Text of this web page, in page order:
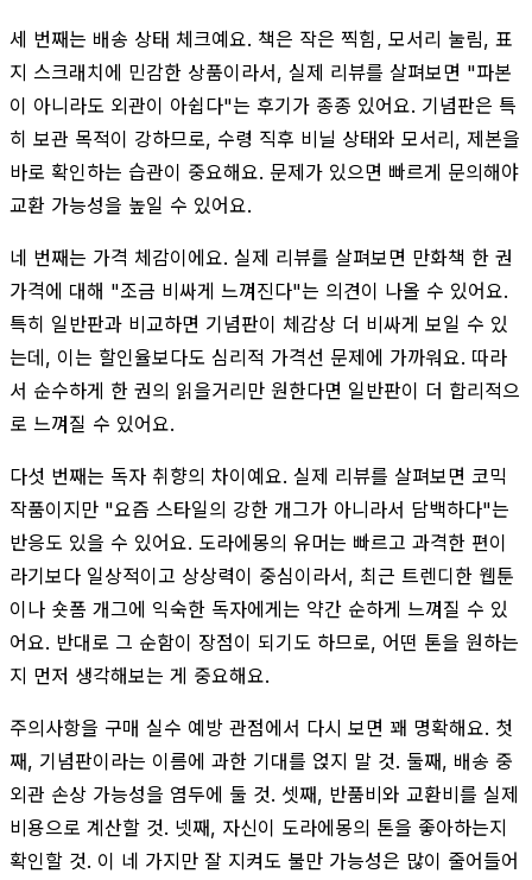
세 번째는 배송 상태 체크예요. 책은 작은 찍힘, 모서리 눌림, 표
지 스크래치에 민감한 상품이라서, 실제 리뷰를 살펴보면 "파본
이 아니라도 외관이 아쉽다"는 후기가 종종 있어요. 기념판은 특
히 보관 목적이 강하므로, 수령 직후 비닐 상태와 모서리, 제본을
바로 확인하는 습관이 중요해요. 문제가 있으면 빠르게 문의해야
교환 가능성을 높일 수 있어요.
네 번째는 가격 체감이에요. 실제 리뷰를 살펴보면 만화책 한 권
가격에 대해 "조금 비싸게 느껴진다"는 의견이 나올 수 있어요.
특히 일반판과 비교하면 기념판이 체감상 더 비싸게 보일 수 있
는데, 이는 할인율보다도 심리적 가격선 문제에 가까워요. 따라
서 순수하게 한 권의 읽을거리만 원한다면 일반판이 더 합리적으
로 느껴질 수 있어요.
다섯 번째는 독자 취향의 차이예요. 실제 리뷰를 살펴보면 코믹
작품이지만 "요즘 스타일의 강한 개그가 아니라서 담백하다"는
반응도 있을 수 있어요. 도라에몽의 유머는 빠르고 과격한 편이
라기보다 일상적이고 상상력이 중심이라서, 최근 트렌디한 웹툰
이나 숏폼 개그에 익숙한 독자에게는 약간 순하게 느껴질 수 있
어요. 반대로 그 순함이 장점이 되기도 하므로, 어떤 톤을 원하는
지 먼저 생각해보는 게 중요해요.
주의사항을 구매 실수 예방 관점에서 다시 보면 꽤 명확해요. 첫
째, 기념판이라는 이름에 과한 기대를 얹지 말 것. 둘째, 배송 중
외관 손상 가능성을 염두에 둘 것. 셋째, 반품비와 교환비를 실제
비용으로 계산할 것. 넷째, 자신이 도라에몽의 톤을 좋아하는지
확인할 것. 이 네 가지만 잘 지켜도 불만 가능성은 많이 줄어들어